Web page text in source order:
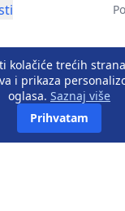
kolačiće trećih
i prikaza
oglasa. Saznaj više
Prihvatam